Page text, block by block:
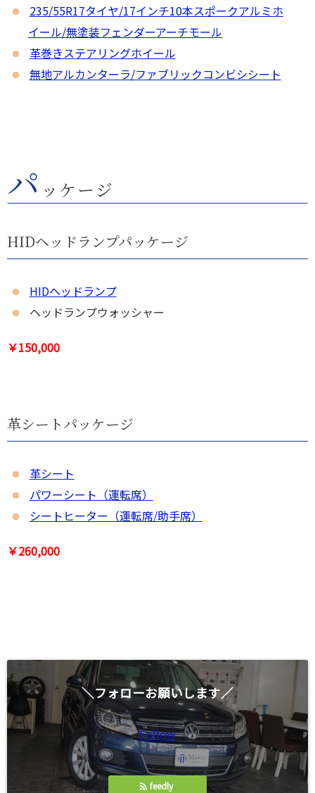
235/55R17タイヤ/17インチ10本スポークアルミホ
イール/無塗装フェンダーアーチモール
革巻きステアリングホイール
無地アルカンターラ/ファブリックコンビシシート
パ ッケージ
HIDヘッドランプパッケージ
HIDヘッドランプ
ヘッドランプウォッシャー
￥150,000
革シートパッケージ
革シート
パワーシート（運転席）
シートヒーター（運転席/助手席）
￥260,000
＼フォローお願いします／
Follow
feedly